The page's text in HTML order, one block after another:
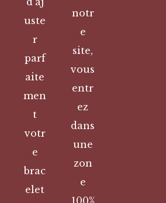
uste
r
parf
aite
men
t
votr
e
brac
elet
notr
e
site,
vous
entr
ez
dans
une
zon
e